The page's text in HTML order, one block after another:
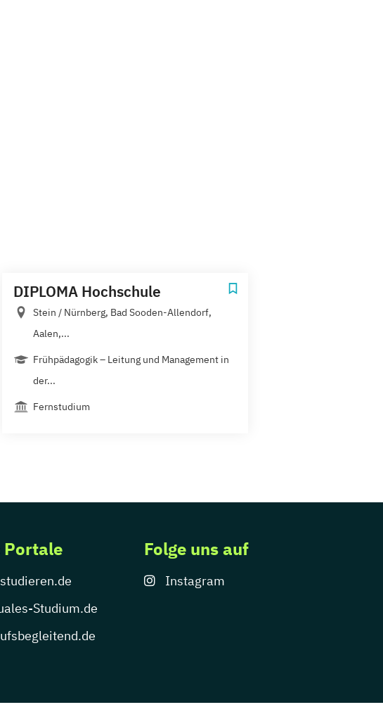
DIPLOMA Hochschule
Stein / Nürnberg, Bad Sooden-Allendorf,
Aalen,...
Frühpädagogik – Leitung und Management in
der...
Fernstudium
Portale
Studium.de
Folge uns auf
Instagram